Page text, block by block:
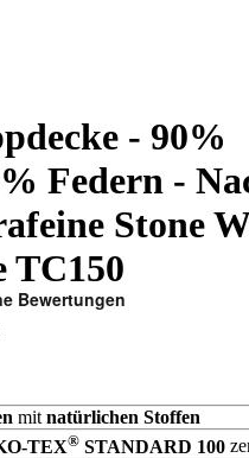
- 90%
Federn -
Stone
TC150
mitnatürlichen Stoffen
TEX® STANDARD 100